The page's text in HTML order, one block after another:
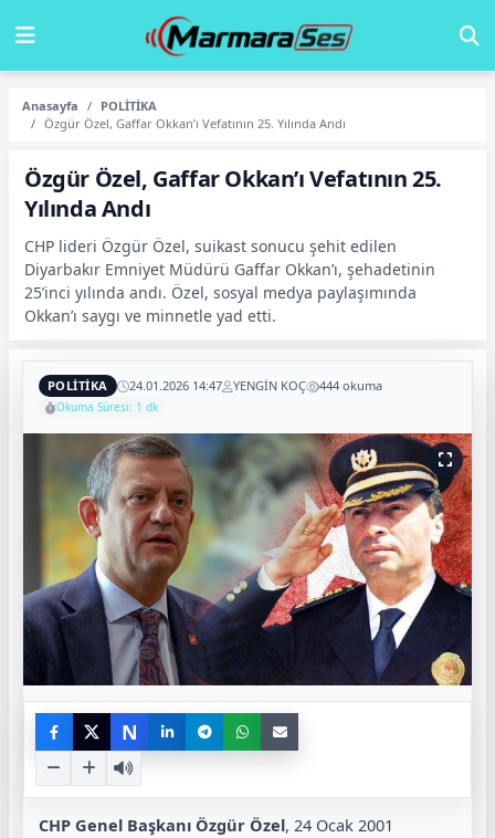
Anasayfa
POLİTİKA
Özgür Özel, Gaffar Okkan’ı Vefatının 25. Yılında Andı
Özgür Özel, Gaffar Okkan’ı Vefatının 25.
Yılında Andı
CHP lideri Özgür Özel, suikast sonucu şehit edilen
Diyarbakır Emniyet Müdürü Gaffar Okkan’ı, şehadetinin
25’inci yılında andı. Özel, sosyal medya paylaşımında
Okkan’ı saygı ve minnetle yad etti.
POLİTİKA 24.01.2026 14:47 YENGİN KOÇ 444 okuma
Okuma Süresi: 1 dk
N
CHP Genel Başkanı Özgür Özel, 24 Ocak 2001